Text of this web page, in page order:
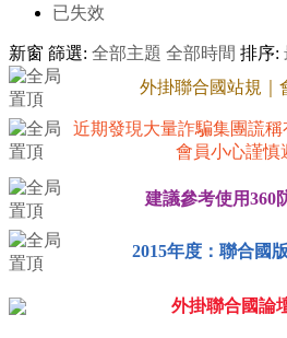
已失效
新窗 篩選: 全部主題 全部時間 排序:
外掛聯合國站規｜
近期發現大量詐騙集團謊
會員小心謹慎
建議參考使用360
2015年度：聯合國
外掛聯合國論